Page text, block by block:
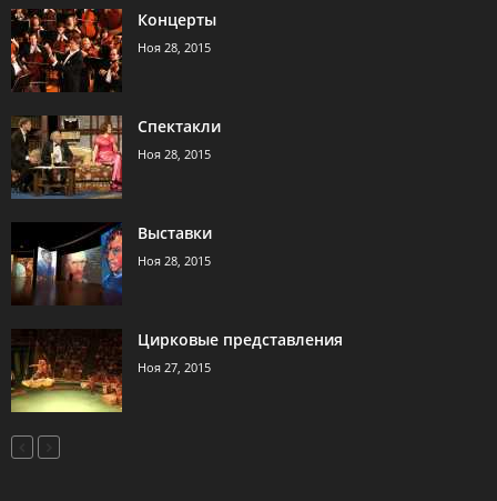
Концерты
Ноя 28, 2015
Спектакли
Ноя 28, 2015
Выставки
Ноя 28, 2015
Цирковые представления
Ноя 27, 2015